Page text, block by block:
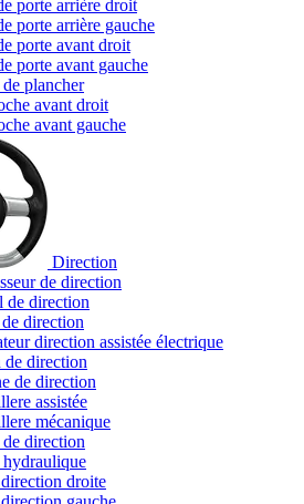
porte arrière droit
porte arrière gauche
porte avant droit
porte avant gauche
plancher
avant droit
avant gauche
Direction
de direction
de direction
direction
direction assistée électrique
de direction
de direction
assistée
mécanique
direction
hydraulique
droite